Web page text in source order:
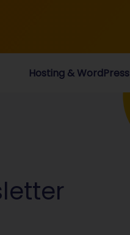
Hosting & WordPress